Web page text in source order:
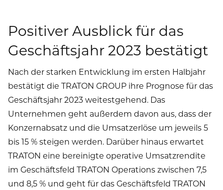
Positiver Ausblick für das
Geschäftsjahr 2023 bestätigt
Nach der starken Entwicklung im ersten Halbjahr
bestätigt die TRATON GROUP ihre Prognose für das
Geschäftsjahr 2023 weitestgehend. Das
Unternehmen geht außerdem davon aus, dass der
Konzernabsatz und die Umsatzerlöse um jeweils 5
bis 15 % steigen werden. Darüber hinaus erwartet
TRATON eine bereinigte operative Umsatzrendite
im Geschäftsfeld TRATON Operations zwischen 7,5
und 8,5 % und geht für das Geschäftsfeld TRATON